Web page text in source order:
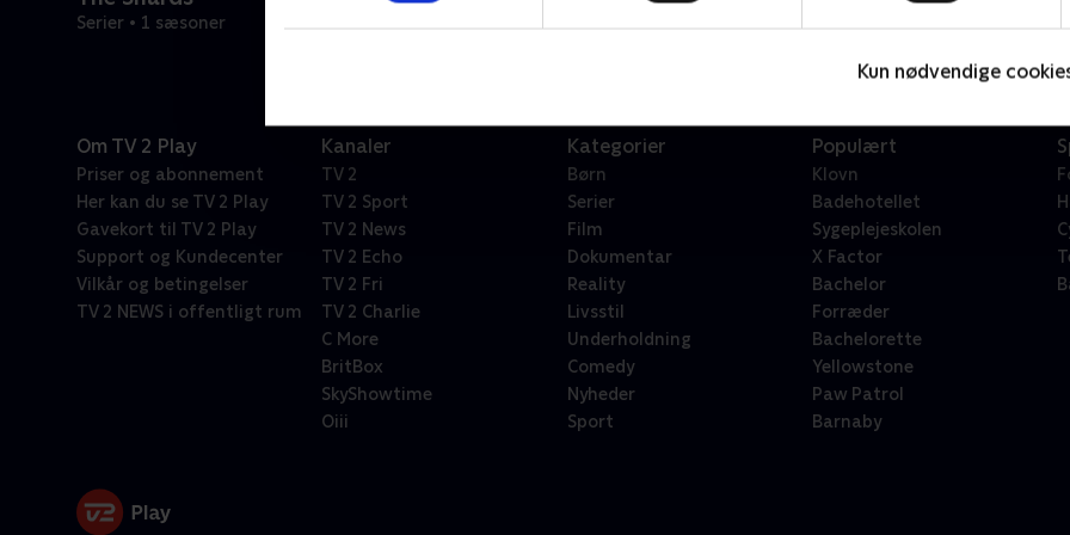
Kun nødvendige
Serier • 1 sæsoner
Om TV 2 Play
Priser og abonnement
Her kan du se TV 2 Play
Gavekort til TV 2 Play
Support og Kundecenter
Vilkår og betingelser
TV 2 NEWS i offentligt rum
Kanaler
TV 2
TV 2 Sport
TV 2 News
TV 2 Echo
TV 2 Fri
TV 2 Charlie
C More
BritBox
SkyShowtime
Oiii
Kategorier
Børn
Serier
Film
Dokumentar
Reality
Livsstil
Underholdning
Comedy
Nyheder
Sport
Populært
Klovn
Badehotellet
Sygeplejeskolen
X Factor
Bachelor
Forræder
Bachelorette
Yellowstone
Paw Patrol
Barnaby